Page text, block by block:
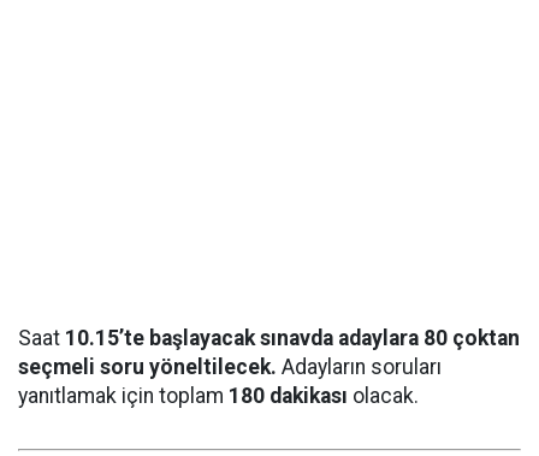
Saat 10.15’te başlayacak sınavda adaylara 80 çoktan
seçmeli soru yöneltilecek. Adayların soruları
yanıtlamak için toplam 180 dakikası olacak.